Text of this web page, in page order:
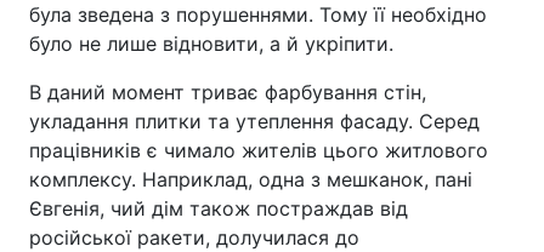
була зведена з порушеннями. Тому її необхідно
було не лише відновити, а й укріпити.
В даний момент триває фарбування стін,
укладання плитки та утеплення фасаду. Серед
працівників є чимало жителів цього житлового
комплексу. Наприклад, одна з мешканок, пані
Євгенія, чий дім також постраждав від
російської ракети, долучилася до